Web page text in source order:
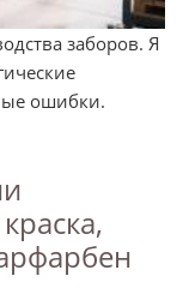
заборов. Я
ошибки.